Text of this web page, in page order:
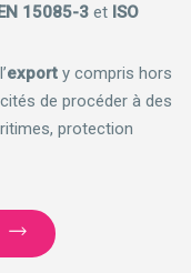
15085-3 et ISO
export y compris hors
de procéder à des
protection